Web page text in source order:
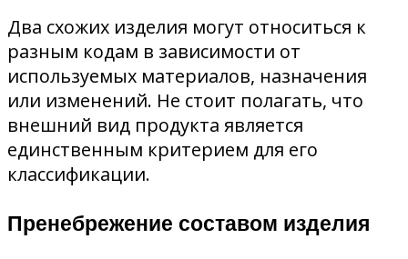
Два схожих изделия могут относиться к
разным кодам в зависимости от
используемых материалов, назначения
или изменений. Не стоит полагать, что
внешний вид продукта является
единственным критерием для его
классификации.
Пренебрежение составом изделия